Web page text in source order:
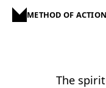
METHOD OF ACTION
The